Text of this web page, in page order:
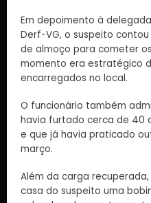
Em depoimento à
Derf-VG, o suspeito
de almoço para cometer
momento era estratégico
encarregados no local.
O funcionário também
havia furtado cerca de 40
e que já havia praticado
março.
Além da carga
casa do suspeito uma